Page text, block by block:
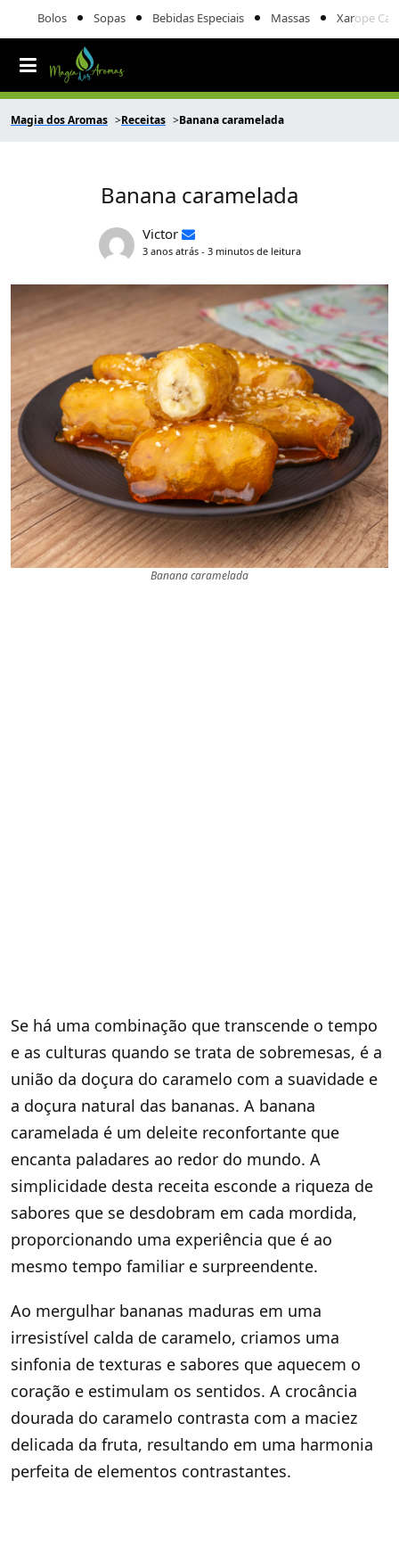
Bolos Sopas Bebidas Especiais Massas Xarope
Magia dos Aromas Receitas Banana caramelada
Banana caramelada
Victor
3 anos atrás - 3 minutos de leitura
Banana caramelada
Se há uma combinação que transcende o tempo
e as culturas quando se trata de sobremesas, é a
união da doçura do caramelo com a suavidade e
a doçura natural das bananas. A banana
caramelada é um deleite reconfortante que
encanta paladares ao redor do mundo. A
simplicidade desta receita esconde a riqueza de
sabores que se desdobram em cada mordida,
proporcionando uma experiência que é ao
mesmo tempo familiar e surpreendente.
Ao mergulhar bananas maduras em uma
irresistível calda de caramelo, criamos uma
sinfonia de texturas e sabores que aquecem o
coração e estimulam os sentidos. A crocância
dourada do caramelo contrasta com a maciez
delicada da fruta, resultando em uma harmonia
perfeita de elementos contrastantes.